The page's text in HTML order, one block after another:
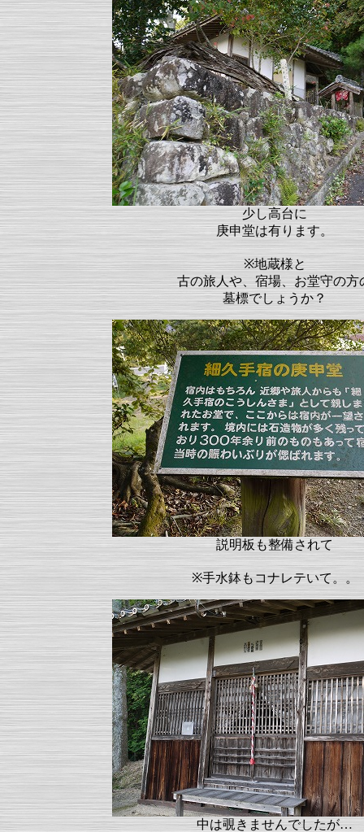
少し高台に
庚申堂は有ります。
※地蔵様と
古の旅人や、宿場、お堂守の方
墓標でしょうか？
説明板も整備されて
※手水鉢もコナレテいて。。
中は覗きませんでしたが…